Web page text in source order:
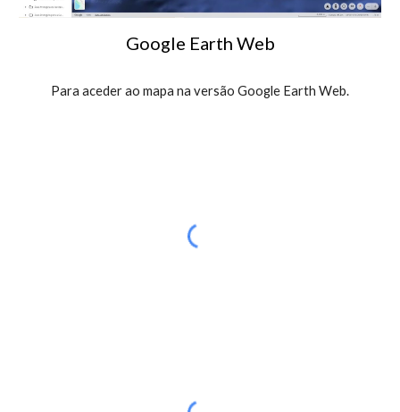
Google Earth Web
Para aceder ao mapa na versão Google Earth Web.